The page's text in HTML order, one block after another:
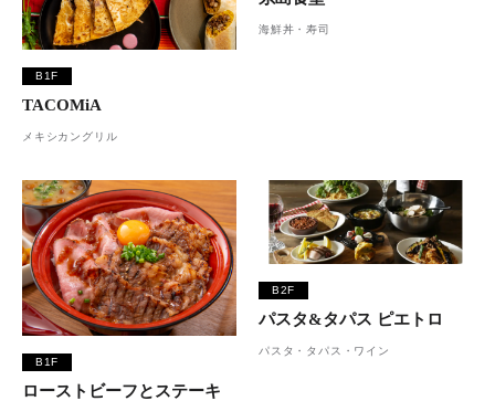
B1F
TACOMiA
メキシカングリル
海鮮丼・寿司
B1F
ローストビーフとステーキ
B2F
パスタ&タパス ピエトロ
パスタ・タパス・ワイン